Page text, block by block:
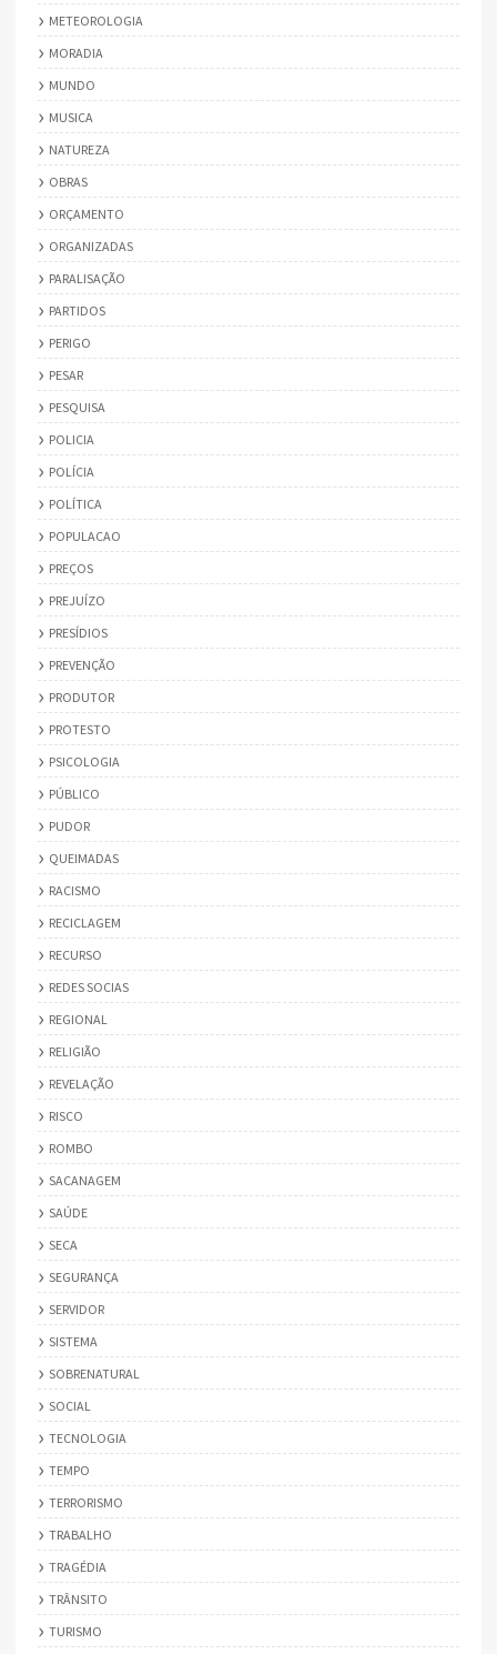
METEOROLOGIA
MORADIA
MUNDO
MUSICA
NATUREZA
OBRAS
ORÇAMENTO
ORGANIZADAS
PARALISAÇÃO
PARTIDOS
PERIGO
PESAR
PESQUISA
POLICIA
POLÍCIA
POLÍTICA
POPULACAO
PREÇOS
PREJUÍZO
PRESÍDIOS
PREVENÇÃO
PRODUTOR
PROTESTO
PSICOLOGIA
PÚBLICO
PUDOR
QUEIMADAS
RACISMO
RECICLAGEM
RECURSO
REDES SOCIAS
REGIONAL
RELIGIÃO
REVELAÇÃO
RISCO
ROMBO
SACANAGEM
SAÚDE
SECA
SEGURANÇA
SERVIDOR
SISTEMA
SOBRENATURAL
SOCIAL
TECNOLOGIA
TEMPO
TERRORISMO
TRABALHO
TRAGÉDIA
TRÂNSITO
TURISMO